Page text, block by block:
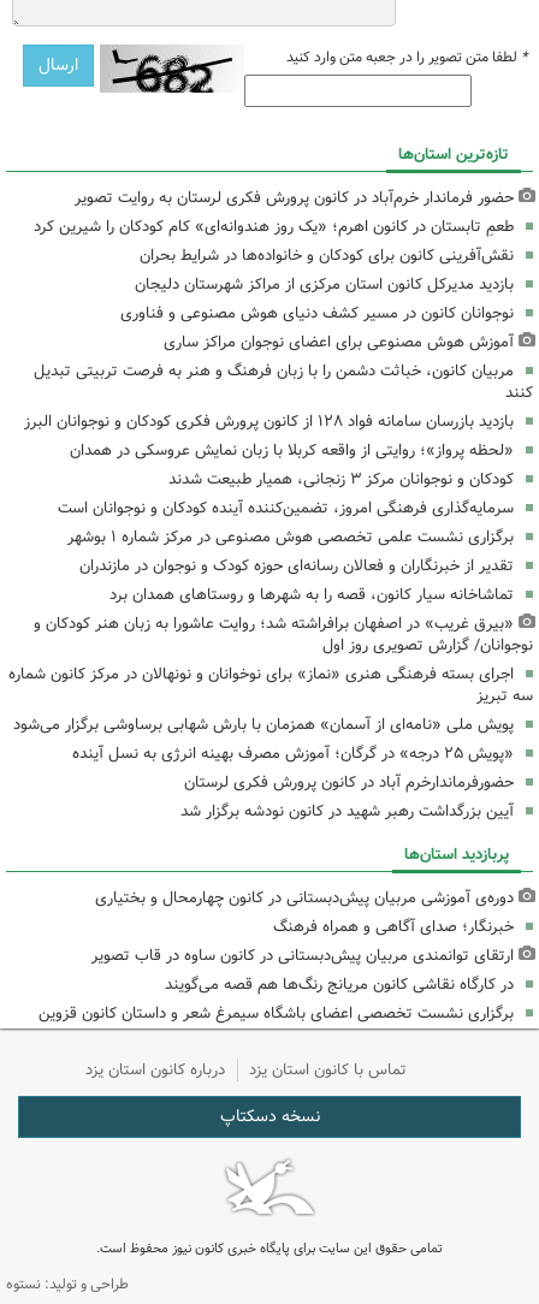
* لطفا متن تصویر را در جعبه متن وارد کنید
تازه‌ترین استان‌ها
حضور فرماندار خرم‌آباد در کانون پرورش فکری لرستان به روایت تصویر
طعمِ تابستان در کانون اهرم؛ «یک روز هندوانه‌ای» کام کودکان را شیرین کرد
نقش‌آفرینی کانون برای کودکان و خانواده‌ها در شرایط بحران
بازدید مدیرکل کانون استان مرکزی از مراکز شهرستان دلیجان
نوجوانان کانون در مسیر کشف دنیای هوش مصنوعی و فناوری
آموزش هوش مصنوعی برای اعضای نوجوان مراکز ساری
مربیان کانون، خباثت دشمن را با زبان فرهنگ و هنر به فرصت تربیتی تبدیل
کنند
بازدید بازرسان سامانه فواد ۱۲۸ از کانون پرورش فکری کودکان و نوجوانان البرز
«لحظه پرواز»؛ روایتی از واقعه کربلا با زبان نمایش عروسکی در همدان
کودکان و نوجوانان مرکز ۳ زنجانی، همیار طبیعت شدند
سرمایه‌گذاری فرهنگی امروز، تضمین‌کننده آینده کودکان و نوجوانان است
برگزاری نشست علمی تخصصی هوش مصنوعی در مرکز شماره ۱ بوشهر
تقدیر از خبرنگاران و فعالان رسانه‌ای حوزه کودک و نوجوان در مازندران
تماشاخانه سیار کانون، قصه را به شهرها و روستاهای همدان برد
«بیرق غریب» در اصفهان برافراشته شد؛ روایت عاشورا به زبان هنر کودکان و
نوجوانان/ گزارش تصویری روز اول
اجرای بسته فرهنگی هنری «نماز» برای نوخوانان و نونهالان در مرکز کانون شماره
سه تبریز
پویش ملی «نامه‌ای از آسمان» همزمان با بارش شهابی برساوشی برگزار می‌شود
«پویش ۲۵ درجه» در گرگان؛ آموزش مصرف بهینه انرژی به نسل آینده
حضورفرماندارخرم آباد در کانون پرورش فکری لرستان
آیین بزرگداشت رهبر شهید در کانون نودشه برگزار شد
پربازدید استان‌ها
دوره‌ی آموزشی مربیان پیش‌دبستانی در کانون چهارمحال و بختیاری
خبرنگار؛ صدای آگاهی و همراه فرهنگ
ارتقای توانمندی مربیان پیش‌دبستانی در کانون ساوه در قاب تصویر
در کارگاه نقاشی کانون مریانج رنگ‌ها هم قصه می‌گویند
برگزاری نشست تخصصی اعضای باشگاه سیمرغ شعر و داستان کانون قزوین
تماس با کانون استان یزد درباره کانون استان یزد
نسخه دسکتاپ
تمامی حقوق این سایت برای پایگاه خبری کانون نیوز محفوظ است.
طراحی و تولید: نستوه